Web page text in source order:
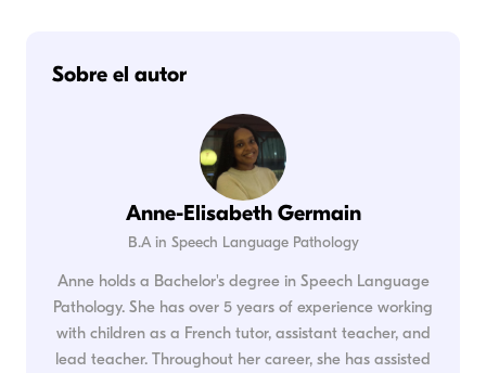
Sobre el autor
Anne-Elisabeth Germain
B.A in Speech Language Pathology
Anne holds a Bachelor's degree in Speech Language
Pathology. She has over 5 years of experience working
with children as a French tutor, assistant teacher, and
lead teacher. Throughout her career, she has assisted